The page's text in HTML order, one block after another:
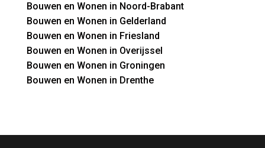
Bouwen en Wonen in Noord-Brabant
Bouwen en Wonen in Gelderland
Bouwen en Wonen in Friesland
Bouwen en Wonen in Overijssel
Bouwen en Wonen in Groningen
Bouwen en Wonen in Drenthe